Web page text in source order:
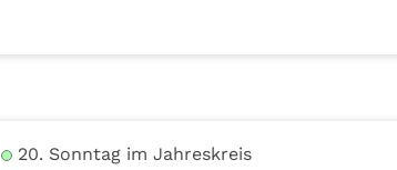
20. Sonntag im Jahreskreis